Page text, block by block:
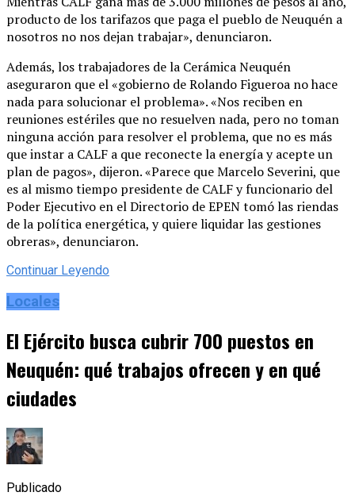
producto de los tarifazos que paga el pueblo de Neuquén a
nosotros no nos dejan trabajar», denunciaron.
Además, los trabajadores de la Cerámica Neuquén
aseguraron que el «gobierno de Rolando Figueroa no hace
nada para solucionar el problema». «Nos reciben en
reuniones estériles que no resuelven nada, pero no toman
ninguna acción para resolver el problema, que no es más
que instar a CALF a que reconecte la energía y acepte un
plan de pagos», dijeron. «Parece que Marcelo Severini, que
es al mismo tiempo presidente de CALF y funcionario del
Poder Ejecutivo en el Directorio de EPEN tomó las riendas
de la política energética, y quiere liquidar las gestiones
obreras», denunciaron.
Continuar Leyendo
Locales
El Ejército busca cubrir 700 puestos en
Neuquén: qué trabajos ofrecen y en qué
ciudades
Publicado